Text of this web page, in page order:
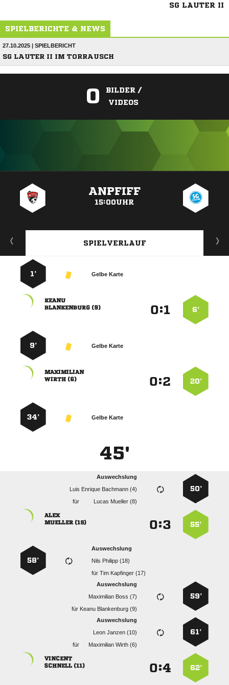
SG LAUTER II
SPIELBERICHTE & NEWS
27.10.2025 | SPIELBERICHT
SG LAUTER II IM TORRAUSCH
0
BILDER /
VIDEOS
ANPFIFF
15:00UHR
SPIELVERLAUF
Gelbe Karte
1’
6’
:

 
Gelbe Karte
9’
20’
:

 
Gelbe Karte
34’
45'
50’
Auswechslung
   
für
  
55’
:

 
Auswechslung
  
für  
58’
59’
Auswechslung
  
für   
61’
Auswechslung
  
für
  
62’
:

 